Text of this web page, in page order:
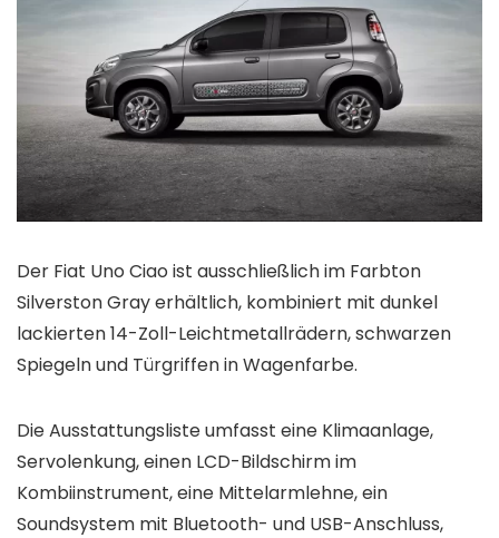
Der Fiat Uno Ciao ist ausschließlich im Farbton
Silverston Gray erhältlich, kombiniert mit dunkel
lackierten 14-Zoll-Leichtmetallrädern, schwarzen
Spiegeln und Türgriffen in Wagenfarbe.
Die Ausstattungsliste umfasst eine Klimaanlage,
Servolenkung, einen LCD-Bildschirm im
Kombiinstrument, eine Mittelarmlehne, ein
Soundsystem mit Bluetooth- und USB-Anschluss,